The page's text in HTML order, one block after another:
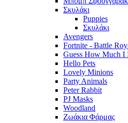
Σκυλάκι
Puppies
Σκυλάκι
Avengers
Fortnite - Battle
Guess How Much I
Hello Pets
Lovely Minions
Party Animals
Peter Rabbit
PJ Masks
Woodland
Ζωάκια Φάρμας